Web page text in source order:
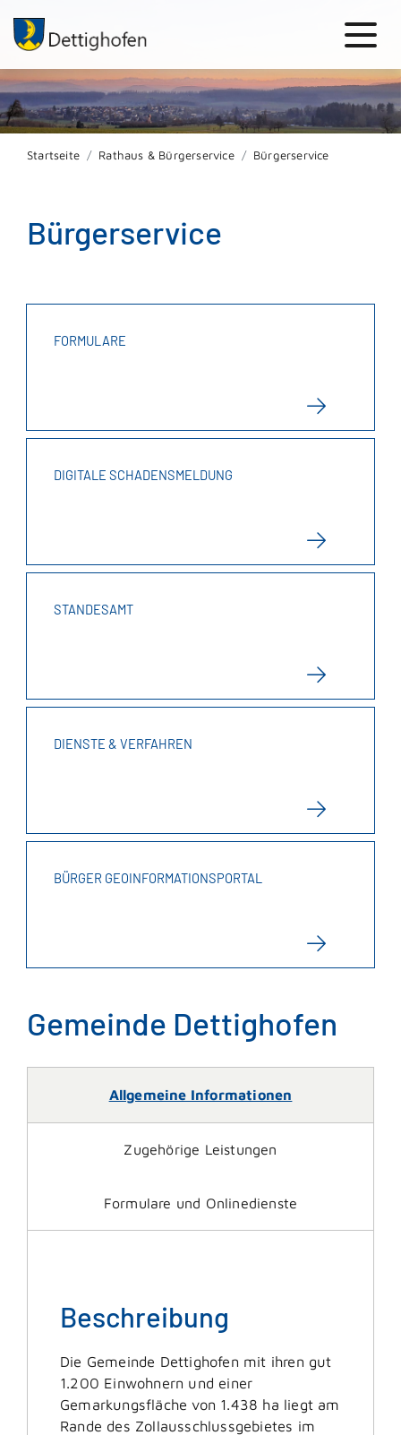
Startseite Rathaus & Bürgerservice Bürgerservice
Bürgerservice
FORMULARE
DIGITALE SCHADENSMELDUNG
STANDESAMT
DIENSTE & VERFAHREN
BÜRGER GEOINFORMATIONSPORTAL
Gemeinde Dettighofen
Allgemeine Informationen
Zugehörige Leistungen
Formulare und Onlinedienste
Beschreibung
Die Gemeinde Dettighofen mit ihren gut
1.200 Einwohnern und einer
Gemarkungsfläche von 1.438 ha liegt am
Rande des Zollausschlussgebietes im